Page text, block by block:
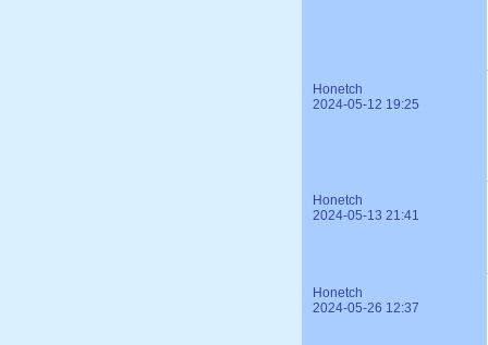
Honetch
2024-05-12 19:25
Honetch
2024-05-13 21:41
Honetch
2024-05-26 12:37